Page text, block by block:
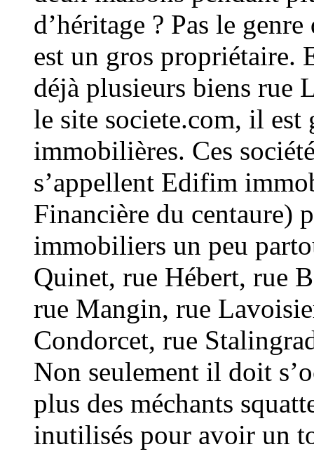
d’héritage ? Pas le
est un gros propriétaire.
déjà plusieurs biens rue
le site societe.com, il est
immobilières. Ces
s’appellent Edifim
Financière du centaure)
immobiliers un peu
Quinet, rue Hébert, rue
rue Mangin, rue
Condorcet, rue
Non seulement il doit
plus des méchants
inutilisés pour avoir un